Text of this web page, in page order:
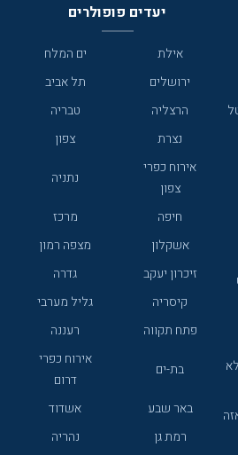
יעדים פופולרים
אילת
ים המלח
ירושלים
תל אביב
הרצליה
טבריה
נצרת
צפון
אירוח כפרי
צפון
נתניה
חיפה
מרכז
אשקלון
מצפה רמון
זיכרון יעקב
גדרה
קיסריה
גליל מערבי
פתח תקווה
רעננה
בת-ים
אירוח כפרי
דרום
באר שבע
אשדוד
רמת גן
נהריה